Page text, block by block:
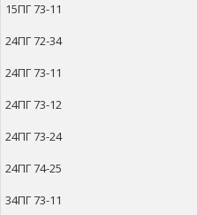
15ПГ 73-11
24ПГ 72-34
24ПГ 73-11
24ПГ 73-12
24ПГ 73-24
24ПГ 74-25
34ПГ 73-11